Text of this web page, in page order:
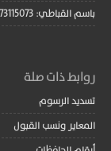
باسم القباطي: 773115073
روابط ذات صلة
تسديد الرسوم
المعاير ونسب القبول